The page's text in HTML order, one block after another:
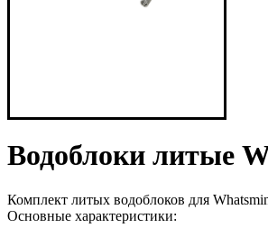
Водоблоки литые
Комплект литых водоблоков для
Основные характеристики: